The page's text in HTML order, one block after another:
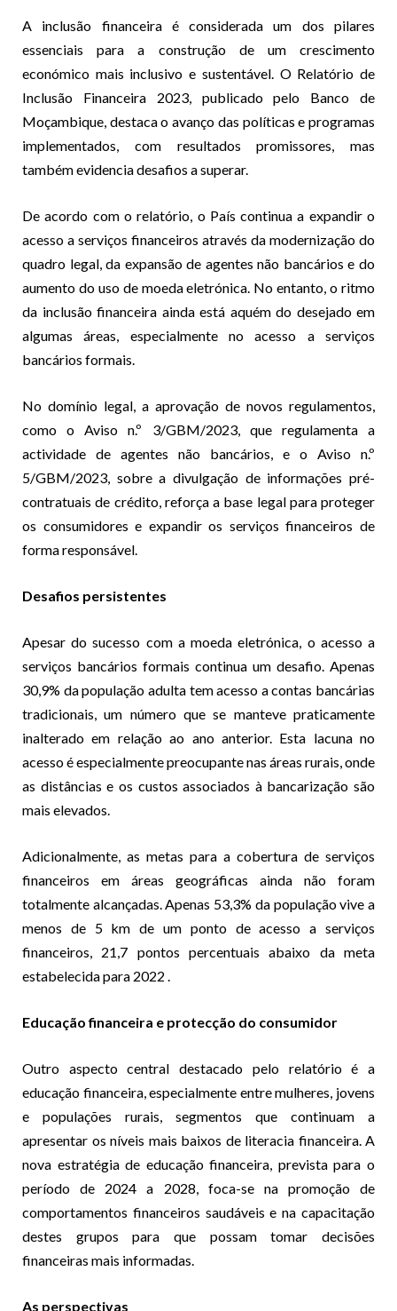
A inclusão financeira é considerada um dos pilares
essenciais para a construção de um crescimento
económico mais inclusivo e sustentável. O Relatório de
Inclusão Financeira 2023, publicado pelo Banco de
Moçambique, destaca o avanço das políticas e programas
implementados, com resultados promissores, mas
também evidencia desafios a superar.
De acordo com o relatório, o País continua a expandir o
acesso a serviços financeiros através da modernização do
quadro legal, da expansão de agentes não bancários e do
aumento do uso de moeda eletrónica. No entanto, o ritmo
da inclusão financeira ainda está aquém do desejado em
algumas áreas, especialmente no acesso a serviços
bancários formais.
No domínio legal, a aprovação de novos regulamentos,
como o Aviso n.º 3/GBM/2023, que regulamenta a
actividade de agentes não bancários, e o Aviso n.º
5/GBM/2023, sobre a divulgação de informações pré-
contratuais de crédito, reforça a base legal para proteger
os consumidores e expandir os serviços financeiros de
forma responsável.
Desafios persistentes
Apesar do sucesso com a moeda eletrónica, o acesso a
serviços bancários formais continua um desafio. Apenas
30,9% da população adulta tem acesso a contas bancárias
tradicionais, um número que se manteve praticamente
inalterado em relação ao ano anterior. Esta lacuna no
acesso é especialmente preocupante nas áreas rurais, onde
as distâncias e os custos associados à bancarização são
mais elevados.
Adicionalmente, as metas para a cobertura de serviços
financeiros em áreas geográficas ainda não foram
totalmente alcançadas. Apenas 53,3% da população vive a
menos de 5 km de um ponto de acesso a serviços
financeiros, 21,7 pontos percentuais abaixo da meta
estabelecida para 2022 .
Educação financeira e protecção do consumidor
Outro aspecto central destacado pelo relatório é a
educação financeira, especialmente entre mulheres, jovens
e populações rurais, segmentos que continuam a
apresentar os níveis mais baixos de literacia financeira. A
nova estratégia de educação financeira, prevista para o
período de 2024 a 2028, foca-se na promoção de
comportamentos financeiros saudáveis e na capacitação
destes grupos para que possam tomar decisões
financeiras mais informadas.
As perspectivas